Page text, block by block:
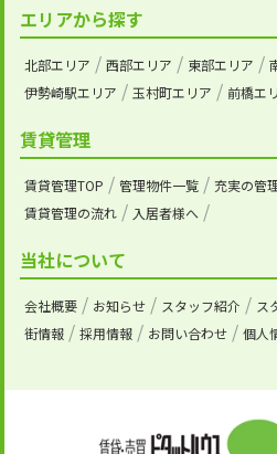
エリアから探す
北部エリア 西部エリア 東部エリア
伊勢崎駅エリア
玉村町エリア 前橋エ
賃貸管理
賃貸管理TOP 管理物件一覧 充実の管
賃貸管理の流れ
入居者様へ
当社について
会社概要 お知らせ スタッフ紹介 ス
街情報
採用情報 お問い合わせ 個人